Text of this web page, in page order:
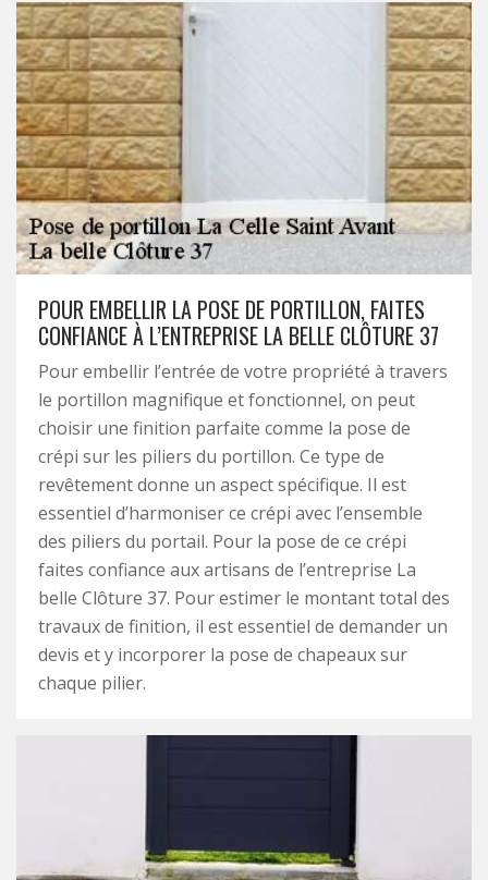
POUR EMBELLIR LA POSE DE PORTILLON, FAITES
CONFIANCE À L’ENTREPRISE LA BELLE CLÔTURE 37
Pour embellir l’entrée de votre propriété à travers
le portillon magnifique et fonctionnel, on peut
choisir une finition parfaite comme la pose de
crépi sur les piliers du portillon. Ce type de
revêtement donne un aspect spécifique. Il est
essentiel d’harmoniser ce crépi avec l’ensemble
des piliers du portail. Pour la pose de ce crépi
faites confiance aux artisans de l’entreprise La
belle Clôture 37. Pour estimer le montant total des
travaux de finition, il est essentiel de demander un
devis et y incorporer la pose de chapeaux sur
chaque pilier.